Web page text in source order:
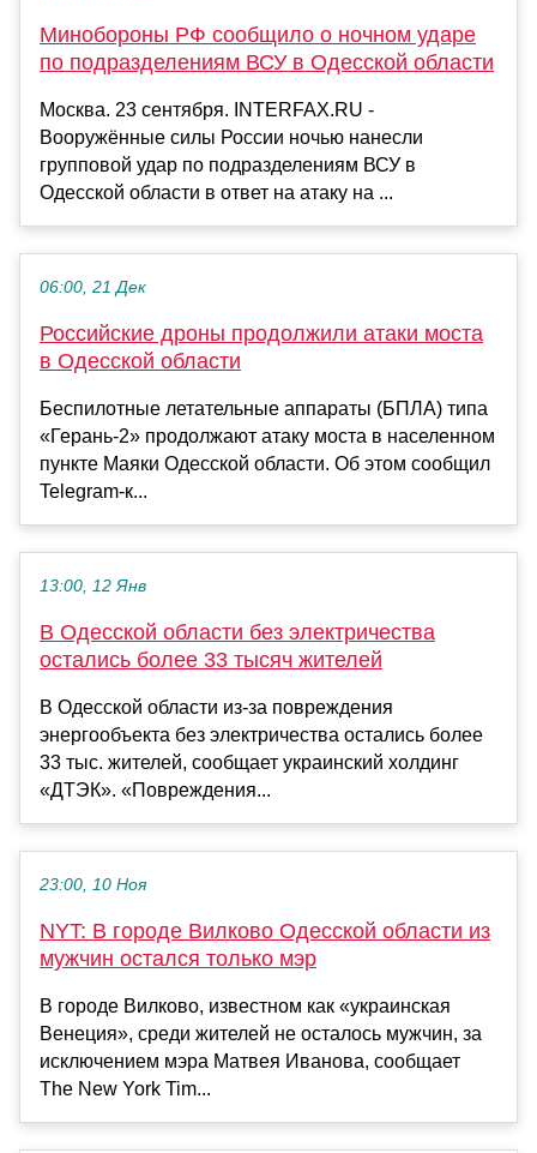
Минобороны РФ сообщило о ночном ударе
по подразделениям ВСУ в Одесской области
Москва. 23 сентября. INTERFAX.RU -
Вооружённые силы России ночью нанесли
групповой удар по подразделениям ВСУ в
Одесской области в ответ на атаку на ...
06:00, 21 Дек
Российские дроны продолжили атаки моста
в Одесской области
Беспилотные летательные аппараты (БПЛА) типа
«Герань-2» продолжают атаку моста в населенном
пункте Маяки Одесской области. Об этом сообщил
Telegram-к...
13:00, 12 Янв
В Одесской области без электричества
остались более 33 тысяч жителей
В Одесской области из-за повреждения
энергообъекта без электричества остались более
33 тыс. жителей, сообщает украинский холдинг
«ДТЭК». «Повреждения...
23:00, 10 Ноя
NYT: В городе Вилково Одесской области из
мужчин остался только мэр
В городе Вилково, известном как «украинская
Венеция», среди жителей не осталось мужчин, за
исключением мэра Матвея Иванова, сообщает
The New York Tim...